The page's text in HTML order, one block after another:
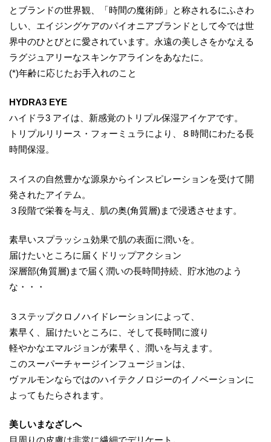
とブランドの世界観、「時間の魔術師」と称されるにふさわ
しい、エイジングケアのパイオニアブランドとして今では世
界中のひとびとに愛されています。永遠の美しさをかなえる
ラグジュアリーなスキンケアラインをあなたに。
(*)年齢に応じたお手入れのこと
HYDRA3 EYE
ハイドラ3 アイは、新感覚のトリプル保湿アイケアです。
トリプルリリース・フォーミュラにより、８時間にわたる長
時間保湿。
スイスの自然豊かな源泉からインスピレーションを受けて開
発されたアイテム。
３段階で栄養を与え、肌の奥(角質層)まで浸透させます。
素早いスプラッシュ効果で肌の表面に潤いを。
届けたいところに届くドリップアクション
深層部(角質層)まで届く潤いの長時間持続、貯水池のよう
な・・・
３ステップクロノハイドレーションによって、
素早く、届けたいところに、そして長時間に渡り
軽やかなエマルジョンが素早く、潤いを与えます。
このスーパーチャージインフュージョンは、
ヴァルモンならではのハイテクノロジーのイノベーションに
よってもたらされます。
美しいまなざしへ
目周りの皮膚は非常に繊細でデリケート。